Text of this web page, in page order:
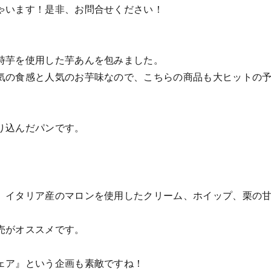
ます！是非、お問合せください！
を使用した芋あんを包みました。
食感と人気のお芋味なので、こちらの商品も大ヒットの
んだパンです。
タリア産のマロンを使用したクリーム、ホイップ、栗の
オススメです。
』という企画も素敵ですね！